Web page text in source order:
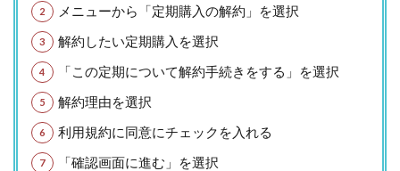
メニューから「定期購入の解約」を選択
解約したい定期購入を選択
「この定期について解約手続きをする」を選択
解約理由を選択
利用規約に同意にチェックを入れる
「確認画面に進む」を選択